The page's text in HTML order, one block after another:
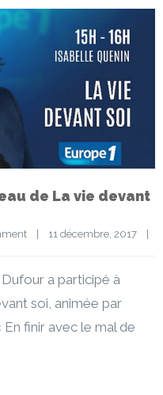
de La vie devant
| 11 décembre, 2017 |
a participé à
soi, animée par
finir avec le mal de